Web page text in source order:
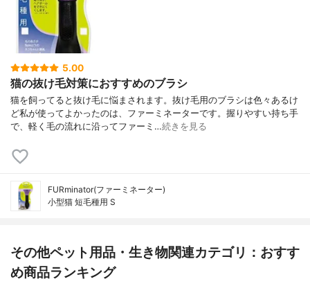
5.00
猫の抜け毛対策におすすめのブラシ
猫を飼ってると抜け毛に悩まされます。抜け毛用のブラシは色々あるけ
ど私が使ってよかったのは、ファーミネーターです。握りやすい持ち手
で、軽く毛の流れに沿ってファーミ…続きを見る
FURminator(ファーミネーター)
小型猫 短毛種用 S
その他ペット用品・生き物関連カテゴリ：おすす
め商品ランキング